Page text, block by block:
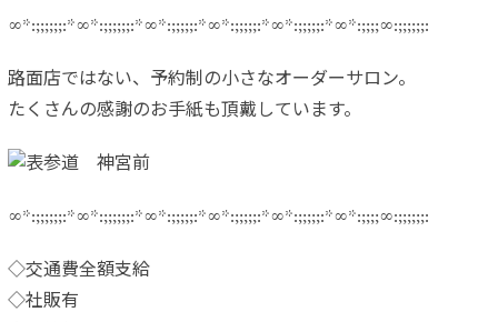
∞*:;;;;;;:*∞*:;;;;;;:*∞*:;;;;;:*∞*:;;;;;:*∞*:;;;;;:*∞*:;;;;∞:;;;;;;:
路面店ではない、予約制の小さなオーダーサロン。
たくさんの感謝のお手紙も頂戴しています。
∞*:;;;;;;:*∞*:;;;;;;:*∞*:;;;;;:*∞*:;;;;;:*∞*:;;;;;:*∞*:;;;;∞:;;;;;;:
◇交通費全額支給
◇社販有